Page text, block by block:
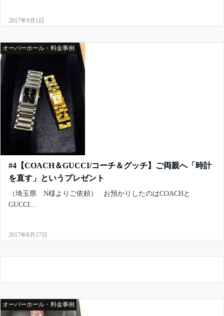
2017年9月1日
オーバーホール・料金事例
#4【COACH＆GUCCI/コーチ＆グッチ】ご両親へ「時計
を直す」というプレゼント
（埼玉県 N様よりご依頼） お預かりしたのはCOACHと
GUCCI...
2017年8月17日
オーバーホール・料金事例